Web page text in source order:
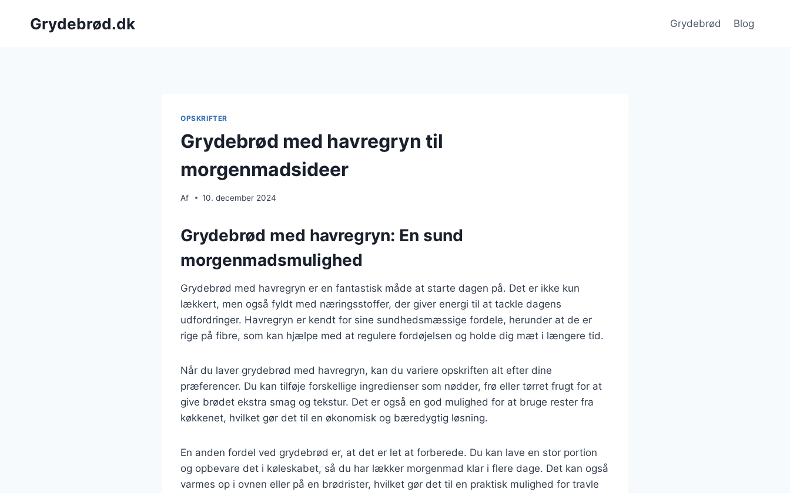
Grydebrød.dk Grydebrød Blog
OPSKRIFTER
Grydebrød med havregryn til
morgenmadsideer
Af 10. december 2024
Grydebrød med havregryn: En sund
morgenmadsmulighed
Grydebrød med havregryn er en fantastisk måde at starte dagen på. Det er ikke kun
lækkert, men også fyldt med næringsstoffer, der giver energi til at tackle dagens
udfordringer. Havregryn er kendt for sine sundhedsmæssige fordele, herunder at de er
rige på fibre, som kan hjælpe med at regulere fordøjelsen og holde dig mæt i længere tid.
Når du laver grydebrød med havregryn, kan du variere opskriften alt efter dine
præferencer. Du kan tilføje forskellige ingredienser som nødder, frø eller tørret frugt for at
give brødet ekstra smag og tekstur. Det er også en god mulighed for at bruge rester fra
køkkenet, hvilket gør det til en økonomisk og bæredygtig løsning.
En anden fordel ved grydebrød er, at det er let at forberede. Du kan lave en stor portion
og opbevare det i køleskabet, så du har lækker morgenmad klar i flere dage. Det kan også
varmes op i ovnen eller på en brødrister, hvilket gør det til en praktisk mulighed for travle